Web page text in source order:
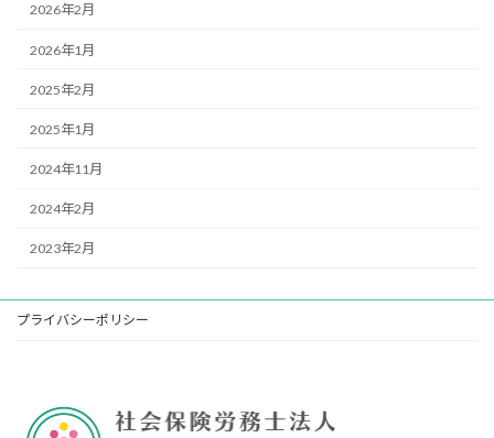
2026年2月
2026年1月
2025年2月
2025年1月
2024年11月
2024年2月
2023年2月
プライバシーポリシー